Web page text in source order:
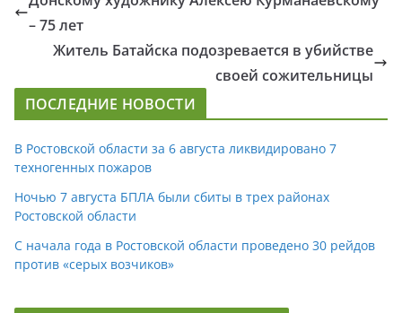
– 75 лет
Житель Батайска подозревается в убийстве
своей сожительницы
ПОСЛЕДНИЕ НОВОСТИ
В Ростовской области за 6 августа ликвидировано 7
техногенных пожаров
Ночью 7 августа БПЛА были сбиты в трех районах
Ростовской области
С начала года в Ростовской области проведено 30 рейдов
против «серых возчиков»